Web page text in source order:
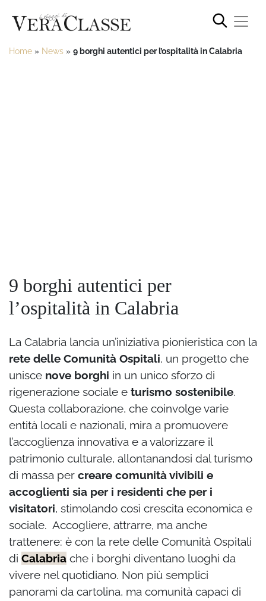
Home » News » 9 borghi autentici per l’ospitalità in Calabria
9 borghi autentici per
l’ospitalità in Calabria
La Calabria lancia un’iniziativa pionieristica con la
rete delle Comunità Ospitali, un progetto che
unisce nove borghi in un unico sforzo di
rigenerazione sociale e turismo sostenibile.
Questa collaborazione, che coinvolge varie
entità locali e nazionali, mira a promuovere
l’accoglienza innovativa e a valorizzare il
patrimonio culturale, allontanandosi dal turismo
di massa per creare comunità vivibili e
accoglienti sia per i residenti che per i
visitatori, stimolando così crescita economica e
sociale. Accogliere, attrarre, ma anche
trattenere: è con la rete delle Comunità Ospitali
di Calabria che i borghi diventano luoghi da
vivere nel quotidiano. Non più semplici
panorami da cartolina, ma comunità capaci di